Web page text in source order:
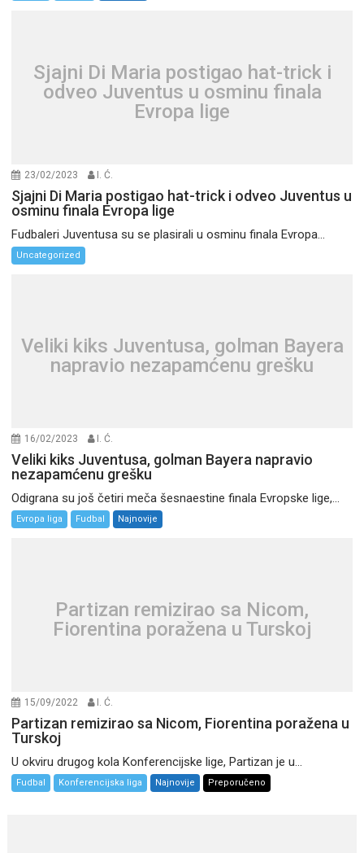
Sjajni Di Maria postigao hat-trick i
odveo Juventus u osminu finala
Evropa lige
23/02/2023 I. Ć.
Sjajni Di Maria postigao hat-trick i odveo Juventus u
osminu finala Evropa lige
Fudbaleri Juventusa su se plasirali u osminu finala Evropa...
Uncategorized
Veliki kiks Juventusa, golman Bayera
napravio nezapamćenu grešku
16/02/2023 I. Ć.
Veliki kiks Juventusa, golman Bayera napravio
nezapamćenu grešku
Odigrana su još četiri meča šesnaestine finala Evropske lige,...
Evropa liga Fudbal Najnovije
Partizan remizirao sa Nicom,
Fiorentina poražena u Turskoj
15/09/2022 I. Ć.
Partizan remizirao sa Nicom, Fiorentina poražena u
Turskoj
U okviru drugog kola Konferencijske lige, Partizan je u...
Fudbal Konferencijska liga Najnovije Preporučeno